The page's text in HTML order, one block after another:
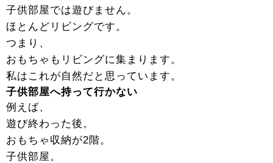
子供部屋では遊びません。
ほとんどリビングです。
つまり、
おもちゃもリビングに集まります。
私はこれが自然だと思っています。
子供部屋へ持って行かない
例えば、
遊び終わった後。
おもちゃ収納が2階。
子供部屋。